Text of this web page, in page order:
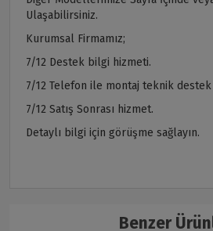
Ulaşabilirsiniz.
Kurumsal Firmamız;
7/12 Destek bilgi hizmeti.
7/12 Telefon ile montaj teknik
7/12 Satış Sonrası hizmet.
Detaylı bilgi için görüşme sağlayın.
Benzer